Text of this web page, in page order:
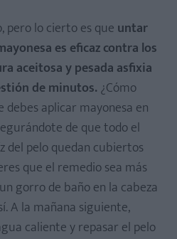
pero lo cierto es que untar
es eficaz contra los
aceitosa y pesada asfixia
de minutos. ¿Cómo
aplicar mayonesa en
de que todo el
del pelo quedan cubiertos
que el remedio sea más
gorro de baño en la cabeza
A la mañana siguiente,
caliente y repasar el pelo